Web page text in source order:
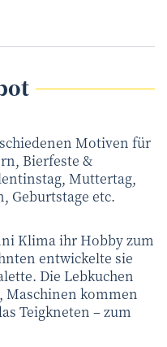
Motiven für
Bierfeste &
Muttertag,
Geburtstage etc.
Klima ihr Hobby zum
entwickelte sie
Die Lebkuchen
Maschinen kommen
Teigkneten – zum